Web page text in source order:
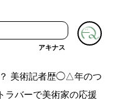
アキナス
？ 美術記者歴◯△年のつ
ラバーで美術家の応援